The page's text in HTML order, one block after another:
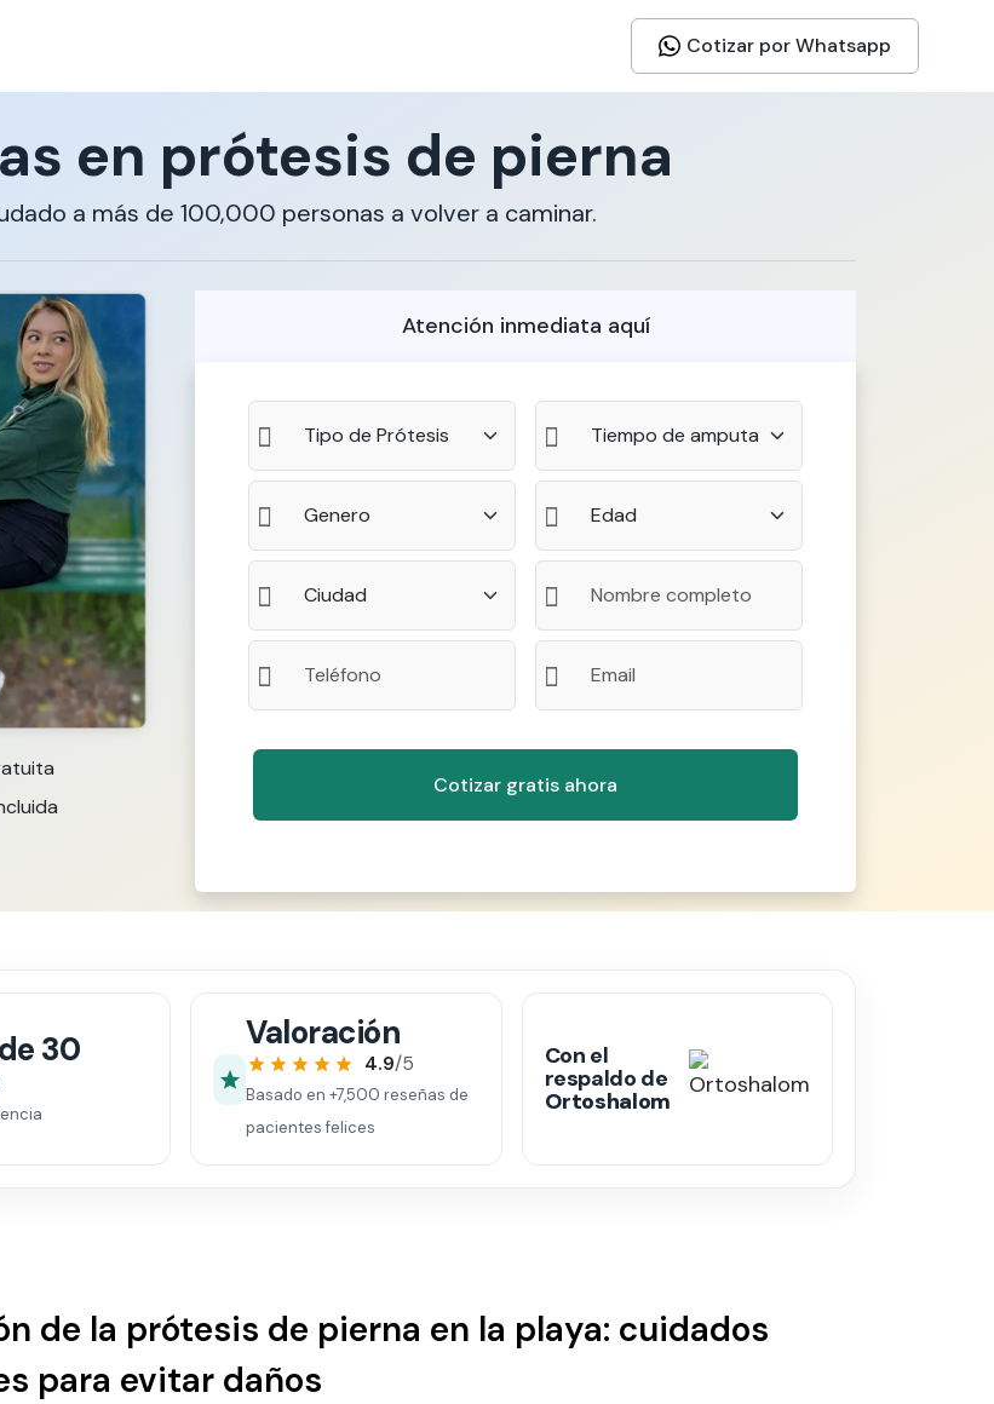
Cotizar por Whatsapp
en prótesis de pierna
a más de 100,000 personas a volver a caminar.
Atención inmediata aquí
30
Valoración
4.9/5
Basado en+7,500 reseñas de
pacientes felices
Con el
respaldo de
Ortoshalom
de la prótesis de pierna en la playa: cuidados
para evitar daños